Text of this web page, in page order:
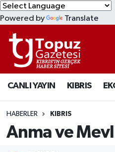
Powered by Translate
CANLI YAYIN KIBRIS
HABERLER KIBRIS
Anma ve
KIBRIS
DÜNYA
EKONOMİ
MAGAZİN
SAĞLIK
Lefkoşa Nöbetçi
Lefkoşa Hava Durumu
Lefkoşa Trafik
Süper Lig Puan
Tüm Manşetler